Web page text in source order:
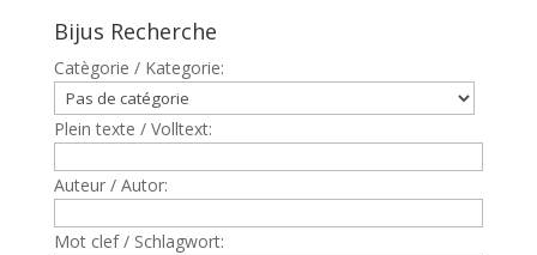
Bijus Recherche
Catègorie / Kategorie:
Plein texte / Volltext:
Auteur / Autor:
Mot clef / Schlagwort: